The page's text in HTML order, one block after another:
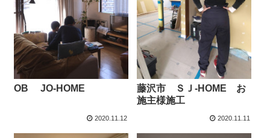
OB JO-HOME
2020.11.12
藤沢市 ＳＪ-HOME お
施主様施工
2020.11.11